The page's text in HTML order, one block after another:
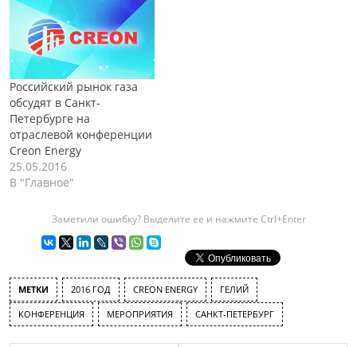
Российский рынок газа
обсудят в Санкт-
Петербурге на
отраслевой конференции
Creon Energy
25.05.2016
В "Главное"
Заметили ошибку? Выделите ее и нажмите Ctrl+Enter
МЕТКИ 2016 ГОД CREON ENERGY ГЕЛИЙ
КОНФЕРЕНЦИЯ МЕРОПРИЯТИЯ САНКТ-ПЕТЕРБУРГ